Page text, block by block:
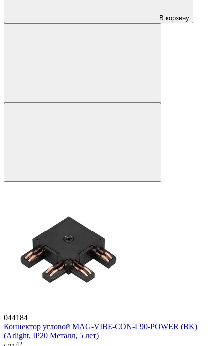
В корзину
044184
Коннектор угловой MAG-VIBE-CON-L90-POWER (BK)
(Arlight, IP20 Металл, 5 лет)
42